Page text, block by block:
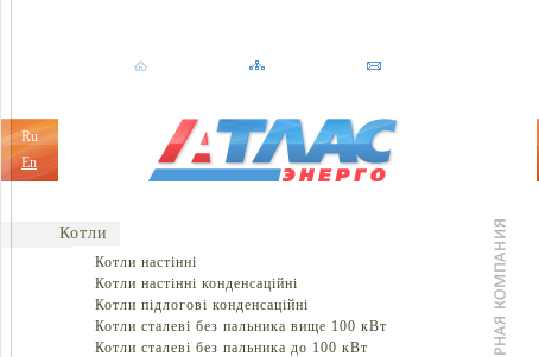
Ru
En
Котли
Котли настінні
Котли настінні конденсаційні
Котли підлогові конденсаційні
Котли сталеві без пальника вище 100 кВт
Котли сталеві без пальника до 100 кВт